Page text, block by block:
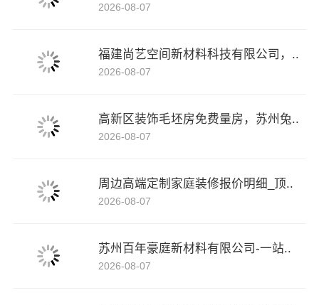
2026-08-07
福建尚艺空间新材料科技有限公司，..
2026-08-07
高新区装饰毛坯房免费量房，苏州兔..
2026-08-07
周边高端定制家庭装修报价明细_顶..
2026-08-07
苏州百年豪庭新材料有限公司-一站..
2026-08-07